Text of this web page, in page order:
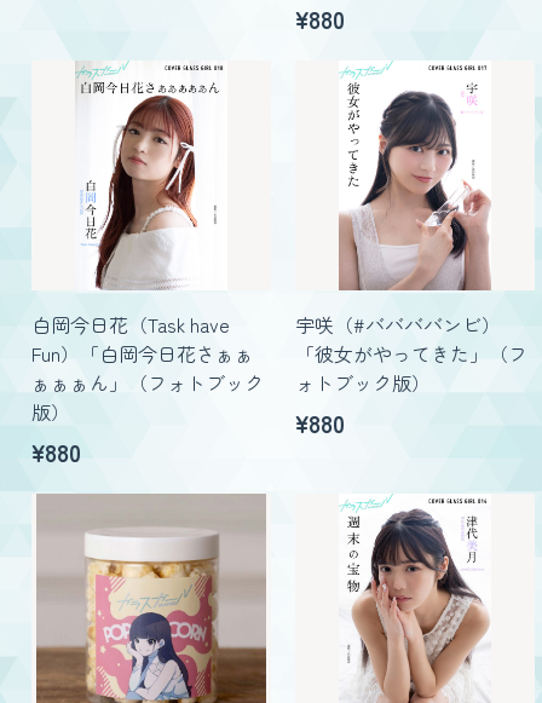
¥880
白岡今日花（Task have
Fun）「白岡今日花さぁぁ
ぁぁぁん」（フォトブック
版）
¥880
宇咲（#ババババンビ）
「彼女がやってきた」（フ
ォトブック版）
¥880